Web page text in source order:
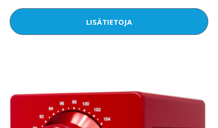
LISÄTIETOJA